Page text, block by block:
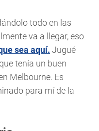
todo en las
va a llegar, eso
sea aquí. Jugué
tenía un buen
Melbourne. Es
para mí de la